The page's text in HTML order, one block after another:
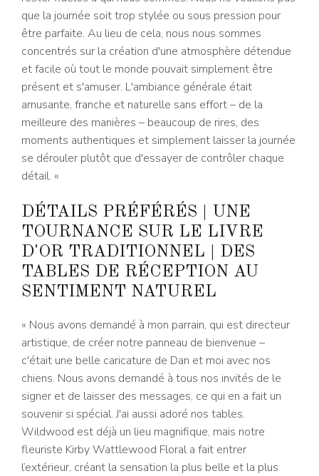
que la journée soit trop stylée ou sous pression pour
être parfaite. Au lieu de cela, nous nous sommes
concentrés sur la création d'une atmosphère détendue
et facile où tout le monde pouvait simplement être
présent et s'amuser. L'ambiance générale était
amusante, franche et naturelle sans effort – de la
meilleure des manières – beaucoup de rires, des
moments authentiques et simplement laisser la journée
se dérouler plutôt que d'essayer de contrôler chaque
détail. «
DÉTAILS PRÉFÉRÉS | UNE
TOURNANCE SUR LE LIVRE
D'OR TRADITIONNEL | DES
TABLES DE RÉCEPTION AU
SENTIMENT NATUREL
« Nous avons demandé à mon parrain, qui est directeur
artistique, de créer notre panneau de bienvenue –
c'était une belle caricature de Dan et moi avec nos
chiens. Nous avons demandé à tous nos invités de le
signer et de laisser des messages, ce qui en a fait un
souvenir si spécial. J'ai aussi adoré nos tables.
Wildwood est déjà un lieu magnifique, mais notre
fleuriste Kirby Wattlewood Floral a fait entrer
l’extérieur, créant la sensation la plus belle et la plus